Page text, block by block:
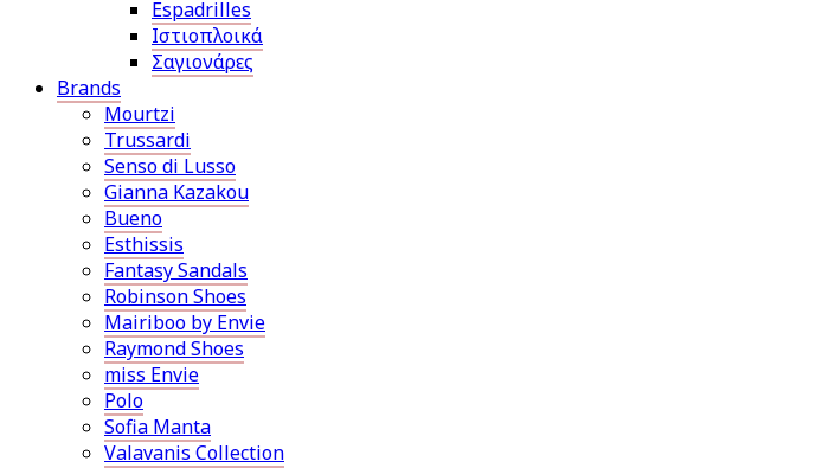
Espadrilles
Ιστιοπλοικά
Σαγιονάρες
Brands
Mourtzi
Trussardi
Senso di Lusso
Gianna Kazakou
Bueno
Esthissis
Fantasy Sandals
Robinson Shoes
Mairiboo by Envie
Raymond Shoes
miss Envie
Polo
Sofia Manta
Valavanis Collection